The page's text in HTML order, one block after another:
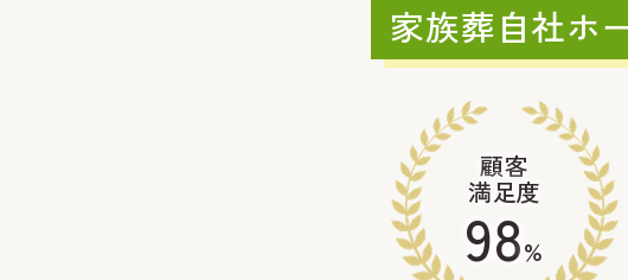
家族葬自社ホ
顧客
満足度
98%